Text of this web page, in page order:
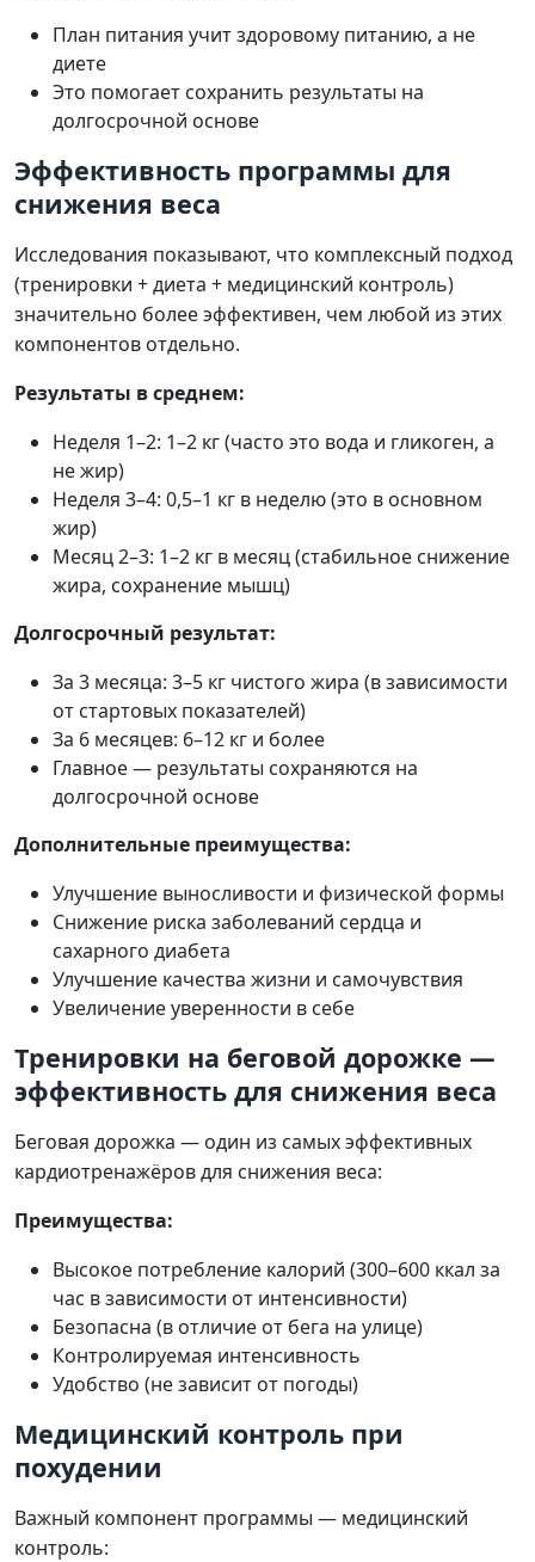
План питания учит здоровому питанию, а не
диете
Это помогает сохранить результаты на
долгосрочной основе
Эффективность программы для
снижения веса
Исследования показывают, что комплексный подход
(тренировки + диета + медицинский контроль)
значительно более эффективен, чем любой из этих
компонентов отдельно.
Результаты в среднем:
Неделя 1–2: 1–2 кг (часто это вода и гликоген, а
не жир)
Неделя 3–4: 0,5–1 кг в неделю (это в основном
жир)
Месяц 2–3: 1–2 кг в месяц (стабильное снижение
жира, сохранение мышц)
Долгосрочный результат:
За 3 месяца: 3–5 кг чистого жира (в зависимости
от стартовых показателей)
За 6 месяцев: 6–12 кг и более
Главное — результаты сохраняются на
долгосрочной основе
Дополнительные преимущества:
Улучшение выносливости и физической формы
Снижение риска заболеваний сердца и
сахарного диабета
Улучшение качества жизни и самочувствия
Увеличение уверенности в себе
Тренировки на беговой дорожке —
эффективность для снижения веса
Беговая дорожка — один из самых эффективных
кардиотренажёров для снижения веса:
Преимущества:
Высокое потребление калорий (300–600 ккал за
час в зависимости от интенсивности)
Безопасна (в отличие от бега на улице)
Контролируемая интенсивность
Удобство (не зависит от погоды)
Медицинский контроль при
похудении
Важный компонент программы — медицинский
контроль: